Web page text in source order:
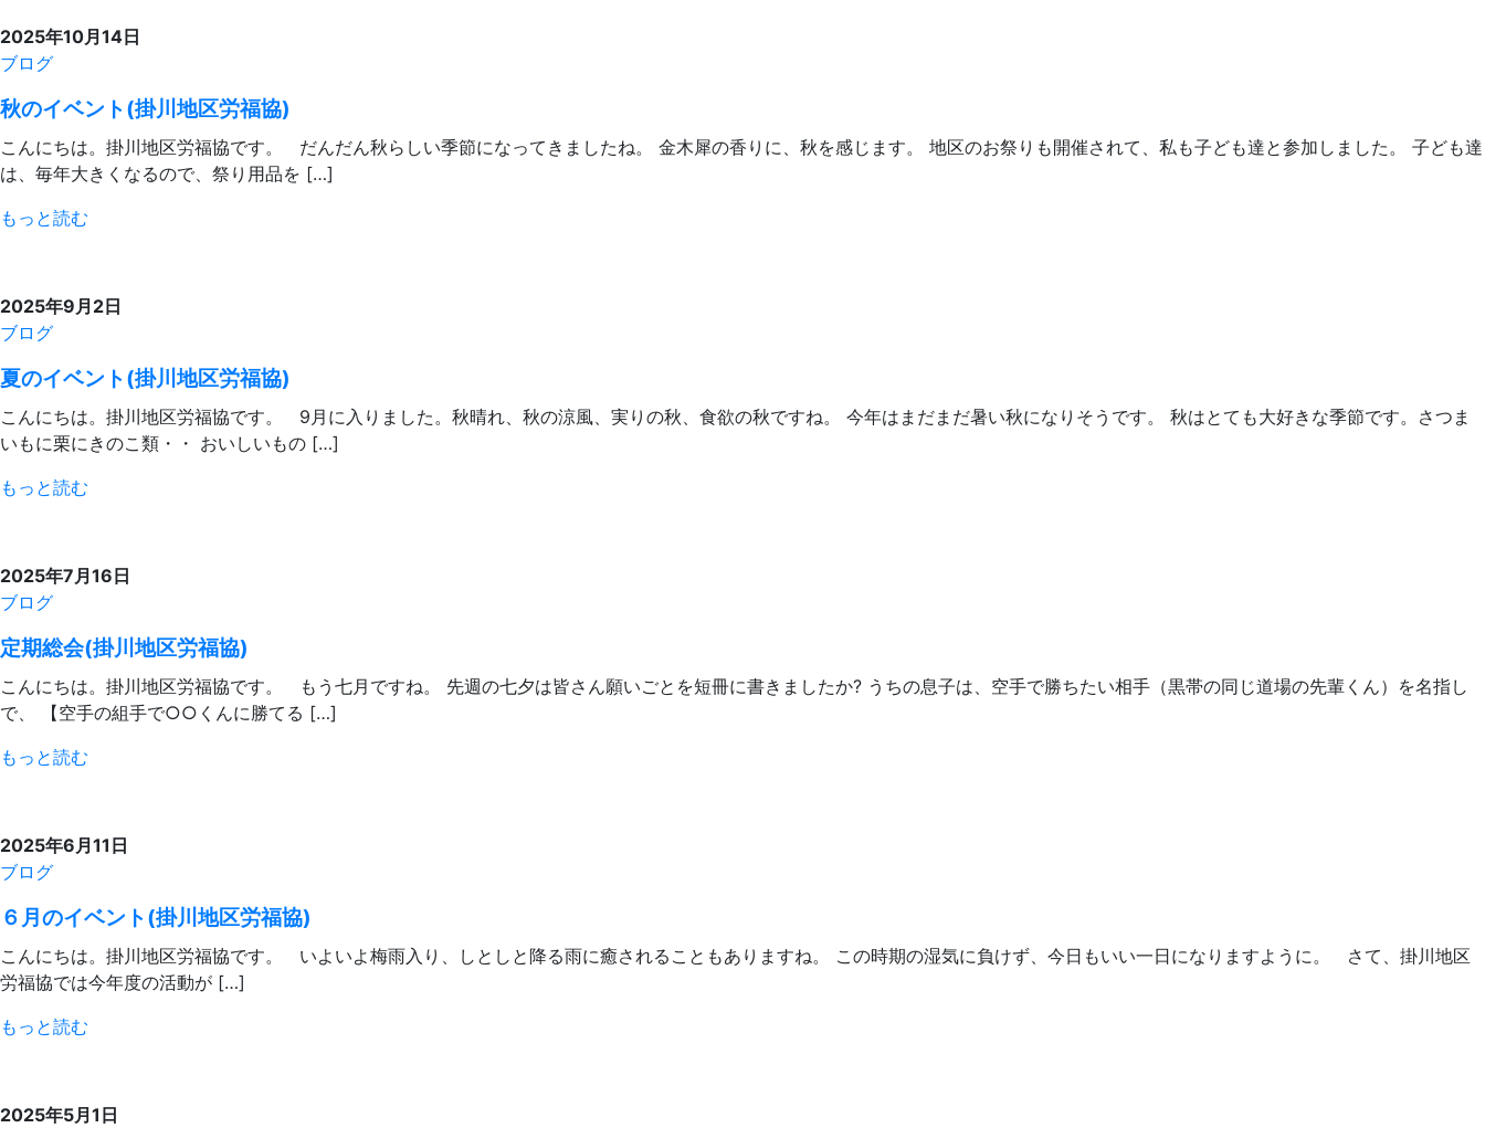
2025年10月14日
ブログ
秋のイベント(掛川地区労福協)
こんにちは。掛川地区労福協です。 だんだん秋らしい季節になってきましたね。 金木犀の香りに、秋を感じます。 地区のお祭りも開催されて、私も子ども達と参加しました。 子ども達
は、毎年大きくなるので、祭り用品を […]
もっと読む
2025年9月2日
ブログ
夏のイベント(掛川地区労福協)
こんにちは。掛川地区労福協です。 9月に入りました。秋晴れ、秋の涼風、実りの秋、食欲の秋ですね。 今年はまだまだ暑い秋になりそうです。 秋はとても大好きな季節です。さつま
いもに栗にきのこ類・・ おいしいもの […]
もっと読む
2025年7月16日
ブログ
定期総会(掛川地区労福協)
こんにちは。掛川地区労福協です。 もう七月ですね。 先週の七夕は皆さん願いごとを短冊に書きましたか? うちの息子は、空手で勝ちたい相手（黒帯の同じ道場の先輩くん）を名指し
で、 【空手の組手で○○くんに勝てる […]
もっと読む
2025年6月11日
ブログ
６月のイベント(掛川地区労福協)
こんにちは。掛川地区労福協です。 いよいよ梅雨入り、しとしと降る雨に癒されることもありますね。 この時期の湿気に負けず、今日もいい一日になりますように。 さて、掛川地区
労福協では今年度の活動が […]
もっと読む
2025年5月1日